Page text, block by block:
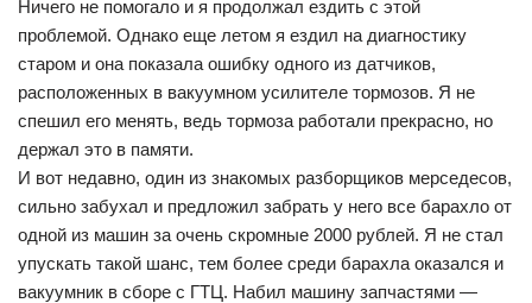
Ничего не помогало и я продолжал ездить с этой
проблемой. Однако еще летом я ездил на диагностику
старом и она показала ошибку одного из датчиков,
расположенных в вакуумном усилителе тормозов. Я не
спешил его менять, ведь тормоза работали прекрасно, но
держал это в памяти.
И вот недавно, один из знакомых разборщиков мерседесов,
сильно забухал и предложил забрать у него все барахло от
одной из машин за очень скромные 2000 рублей. Я не стал
упускать такой шанс, тем более среди барахла оказался и
вакуумник в сборе с ГТЦ. Набил машину запчастями —